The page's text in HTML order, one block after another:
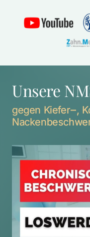
Unsere
gegen Kiefer‒,